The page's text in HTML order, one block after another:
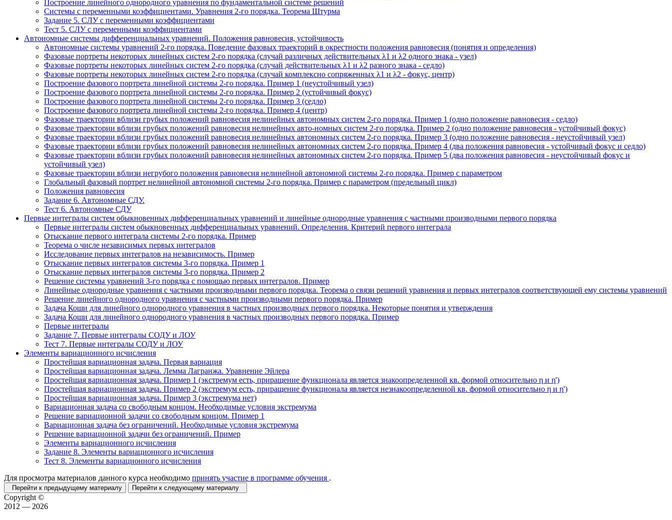
Построение линейного однородного уравнения по фундаментальной системе решений
Системы с переменными коэффициентами. Уравнения 2-го порядка. Теорема Штурма
Задание 5. СЛУ с переменными коэффициентами
Тест 5. СЛУ с переменными коэффициентами
Автономные системы дифференциальных уравнений. Положения равновесия, устойчивость
Автономные системы уравнений 2-го порядка. Поведение фазовых траекторий в окрестности положения равновесия (понятия и определения)
Фазовые портреты некоторых линейных систем 2-го порядка (случай различных действительных λ1 и λ2 одного знака - узел)
Фазовые портреты некоторых линейных систем 2-го порядка (случай действительных λ1 и λ2 разного знака - седло)
Фазовые портреты некоторых линейных систем 2-го порядка (случай комплексно сопряженных λ1 и λ2 - фокус, центр)
Построение фазового портрета линейной системы 2-го порядка. Пример 1 (неустойчивый узел)
Построение фазового портрета линейной системы 2-го порядка. Пример 2 (устойчивый фокус)
Построение фазового портрета линейной системы 2-го порядка. Пример 3 (седло)
Построение фазового портрета линейной системы 2-го порядка. Пример 4 (центр)
Фазовые траектории вблизи грубых положений равновесия нелинейных автономных систем 2-го порядка. Пример 1 (одно положение равновесия - седло)
Фазовые траектории вблизи грубых положений равновесия нелинейных авто-номных систем 2-го порядка. Пример 2 (одно положение равновесия - устойчивый фокус)
Фазовые траектории вблизи грубых положений равновесия нелинейных автономных систем 2-го порядка. Пример 3 (одно положение равновесия - неустойчивый узел)
Фазовые траектории вблизи грубых положений равновесия нелинейных автономных систем 2-го порядка. Пример 4 (два положения равновесия - устойчивый фокус и седло)
Фазовые траектории вблизи грубых положений равновесия нелинейных автономных систем 2-го порядка. Пример 5 (два положения равновесия - неустойчивый фокус и
устойчивый узел)
Фазовые траектории вблизи негрубого положения равновесия нелинейной автономной системы 2-го порядка. Пример с параметром
Глобальный фазовый портрет нелинейной автономной системы 2-го порядка. Пример с параметром (предельный цикл)
Положения равновесия
Задание 6. Автономные СДУ.
Тест 6. Автономные СДУ
Первые интегралы систем обыкновенных дифференциальных уравнений и линейные однородные уравнения с частными производными первого порядка
Первые интегралы систем обыкновенных дифференциальных уравнений. Определения. Критерий первого интеграла
Отыскание первого интеграла системы 2-го порядка. Пример
Теорема о числе независимых первых интегралов
Исследование первых интегралов на независимость. Пример
Отыскание первых интегралов системы 3-го порядка. Пример 1
Отыскание первых интегралов системы 3-го порядка. Пример 2
Решение системы уравнений 3-го порядка с помощью первых интегралов. Пример
Линейные однородные уравнения с частными производными первого порядка. Теорема о связи решений уравнения и первых интегралов соответствующей ему системы уравнений
Решение линейного однородного уравнения с частными производными первого порядка. Пример
Задача Коши для линейного однородного уравнения в частных производных первого порядка. Некоторые понятия и утверждения
Задача Коши для линейного однородного уравнения в частных производных первого порядка. Пример
Первые интегралы
Задание 7. Первые интегралы СОДУ и ЛОУ
Тест 7. Первые интегралы СОДУ и ЛОУ
Элементы вариационного исчисления
Простейшая вариационная задача. Первая вариация
Простейшая вариационная задача. Лемма Лагранжа. Уравнение Эйлера
Простейшая вариационная задача. Пример 1 (экстремум есть, приращение функционала является знакоопределенной кв. формой относительно η и η')
Простейшая вариационная задача. Пример 2 (экстремум есть, приращение функционала является незнакоопределенной кв. формой относительно η и η')
Простейшая вариационная задача. Пример 3 (экстремума нет)
Вариационная задача со свободным концом. Необходимые условия экстремума
Решение вариационной задачи со свободным концом. Пример 1
Вариационная задача без ограничений. Необходимые условия экстремума
Решение вариационной задачи без ограничений. Пример
Элементы вариационного исчисления
Задание 8. Элементы вариационного исчисления
Тест 8. Элементы вариационного исчисления
Для просмотра материалов данного курса необходимо принять участие в программе обучения .
Перейти к предыдущему материалу Перейти к следующему материалу
Copyright ©
2012 — 2026